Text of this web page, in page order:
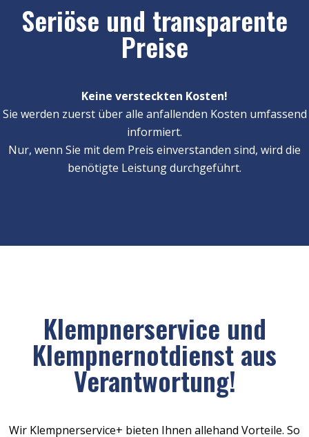
Seriöse und transparente
Preise
Keine versteckten Kosten!
Sie werden zuerst über alle anfallenden Kosten umfassend
informiert.
Nur, wenn Sie mit dem Preis einverstanden sind, wird die
benötigte Leistung durchgeführt.
Klempnerservice und
Klempnernotdienst aus
Verantwortung!
Wir Klempnerservice+ bieten Ihnen allehand Vorteile. So